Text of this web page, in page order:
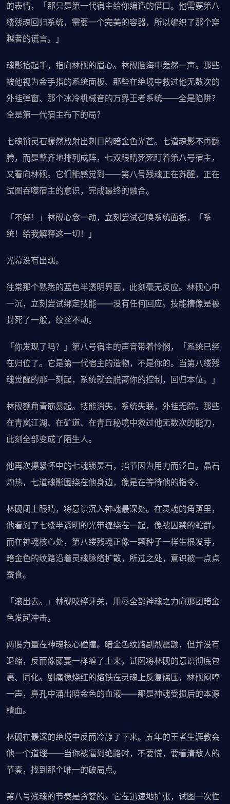
的表情，「那只是第一代宿主给你编造的借口。他需要第八
缕残魂回归系统，需要一个完美的容器，所以编织了那个穿
越者的谎言。」
魂影抬起手，指向林砚的眉心。林砚脑海中轰然一声。那些
被他视为金手指的系统面板、那些在绝境中救过他无数次的
外挂弹窗、那个冰冷机械音的万界王者系统——全是陷阱？
全是第一代宿主布下的局？
七魂锁灵石骤然放射出刺目的暗金色光芒。七道魂影不再翻
腾，而是整齐地排列成阵，七双眼睛死死盯着第八号宿主，
又看向林砚。它们能感觉到——第八号残魂正在苏醒，正在
试图吞噬宿主的意识，完成最终的融合。
「不好！」林砚心念一动，立刻尝试召唤系统面板，「系
统！给我解释这一切！」
光幕没有出现。
往常那个熟悉的蓝色半透明界面，此刻毫无反应。林砚心中
一沉，立刻尝试绑定技能——没有任何回应。技能槽像是被
封死了一般，纹丝不动。
「你发现了吗？」第八号宿主的声音带着怜悯，「系统已经
在归位了。它是第一代宿主的造物，不是你的。当第八缕残
魂觉醒的那一刻起，系统就会脱离你的控制，回归本位。」
林砚额角青筋暴起。技能消失，系统失联，外挂无踪。那些
在青岚江湖、在矿道、在青丘秘境中救过他无数次的能力，
此刻全部变成了陌生人。
他再次攥紧怀中的七魂锁灵石，指节因为用力而泛白。晶石
灼热，七道魂影围绕在他身边，像是在等待他的指令。
林砚闭上眼睛，将意识沉入神魂最深处。在灵魂的角落里，
他看到了七缕半透明的光带缠绕在一起，像被囚禁的蛇群。
而在神魂核心处，第八缕残魂正像一颗种子一样生根发芽，
暗金色的纹路沿着灵魂脉络扩散，所过之处，意识被一点点
蚕食。
「滚出去。」林砚咬碎牙关，用尽全部神魂之力向那团暗金
色发起冲击。
两股力量在神魂核心碰撞。暗金色纹路剧烈震颤，但并没有
退缩，反而像藤蔓一样缠了上来，试图将林砚的意识彻底包
裹、同化。剧痛像烧红的烙铁在灵魂上反复碾压，林砚闷哼
一声，鼻孔中涌出暗金色的血液——那是神魂受损后的本源
精血。
林砚在最深的绝境中反而冷静了下来。五年的王者生涯教会
他一个道理——当你被逼到绝路时，不要慌，要看清敌人的
节奏，找到那个唯一的破局点。
第八号残魂的节奏是贪婪的。它在迅速地扩张，试图一次性